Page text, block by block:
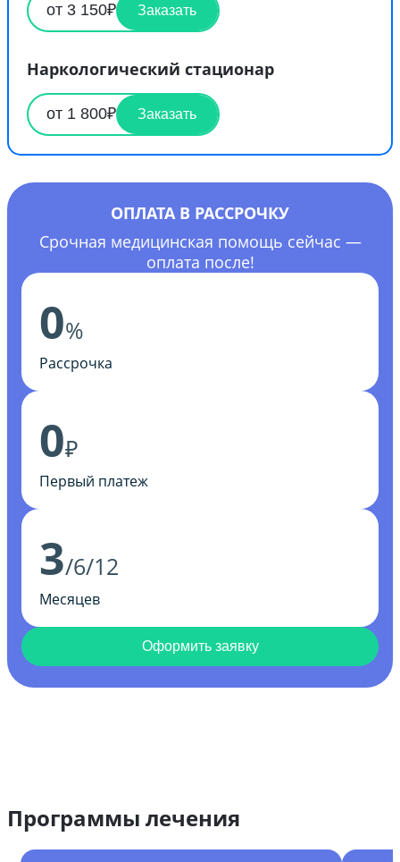
от 3 150₽ Заказать
Наркологический стационар
от 1 800₽ Заказать
ОПЛАТА В РАССРОЧКУ
Срочная медицинская помощь сейчас —
оплата после!
0%
Рассрочка
0₽
Первый платеж
3/6/12
Месяцев
Оформить заявку
Программы лечения